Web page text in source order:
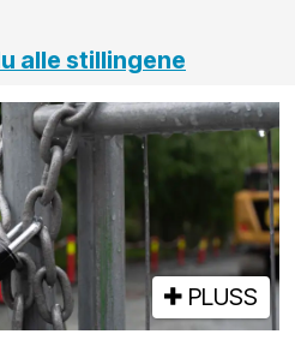
alle stillingene
PLUSS